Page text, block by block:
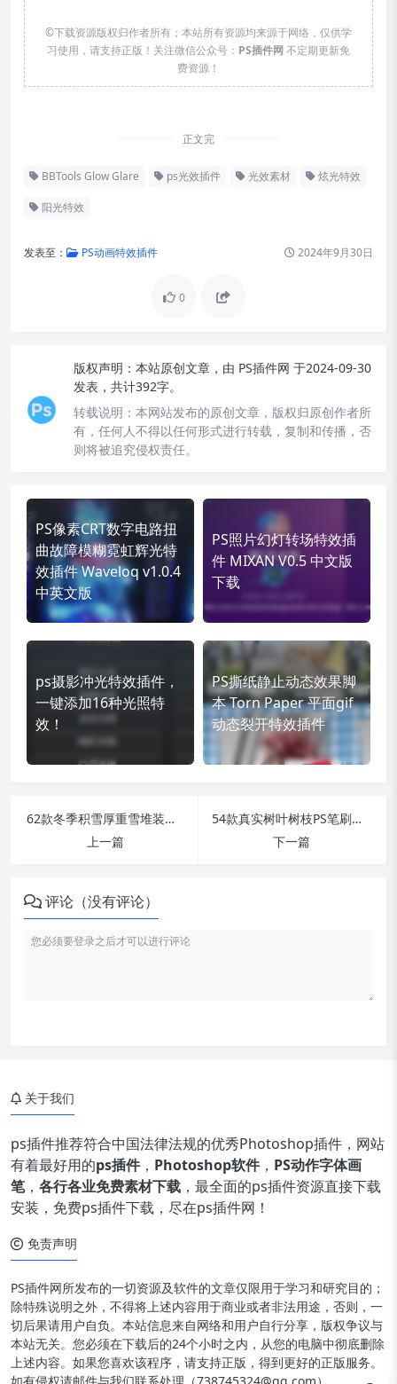
©下载资源版权归作者所有；本站所有资源均来源于网络，仅供学
习使用，请支持正版！关注微信公众号： PS插件网 不定期更新免
费资源！
正文完
BBTools Glow Glare ps光效插件 光效素材 炫光特效
阳光特效
发表至： PS动画特效插件 2024年9月30日
0
版权声明： 本站原创文章，由 PS插件网 于2024-09-30
发表，共计392字。
转载说明： 本网站发布的原创文章，版权归原创作者所
有，任何人不得以任何形式进行转载，复制和传播，否
则将被追究侵权责任。
PS像素CRT数字电路扭
曲故障模糊霓虹辉光特
效插件 Waveloq v1.0.4
中英文版
PS照片幻灯转场特效插
件 MIXAN V0.5 中文版
下载
ps摄影冲光特效插件，
一键添加16种光照特
效！
PS撕纸静止动态效果脚
本 Torn Paper 平面gif
动态裂开特效插件
62款冬季积雪厚重雪堆装饰冰雪PS笔刷_支持Procreate！
上一篇
54款真实树叶树枝PS笔刷，自然界中树叶的真实纹理质感！
下一篇
评论（没有评论）
关于我们
ps插件推荐符合中国法律法规的优秀Photoshop插件，网站
有着最好用的ps插件， Photoshop软件， PS动作字体画
笔， 各行各业免费素材下载 ，最全面的ps插件资源直接下载
安装，免费ps插件下载，尽在ps插件网！
免责声明
PS插件网所发布的一切资源及软件的文章仅限用于学习和研究目的；
除特殊说明之外，不得将上述内容用于商业或者非法用途，否则，一
切后果请用户自负。本站信息来自网络和用户自行分享，版权争议与
本站无关。您必须在下载后的24个小时之内，从您的电脑中彻底删除
上述内容。如果您喜欢该程序，请支持正版，得到更好的正版服务。